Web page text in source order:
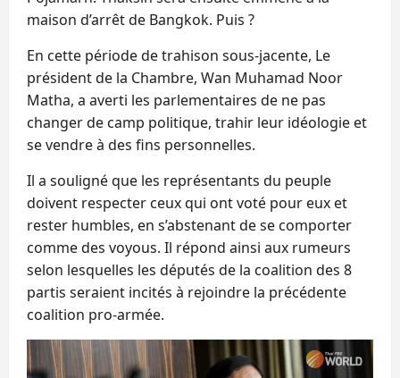
maison d’arrêt de Bangkok. Puis ?
En cette période de trahison sous-jacente, Le
président de la Chambre, Wan Muhamad Noor
Matha, a averti les parlementaires de ne pas
changer de camp politique, trahir leur idéologie et
se vendre à des fins personnelles.
Il a souligné que les représentants du peuple
doivent respecter ceux qui ont voté pour eux et
rester humbles, en s’abstenant de se comporter
comme des voyous. Il répond ainsi aux rumeurs
selon lesquelles les députés de la coalition des 8
partis seraient incités à rejoindre la précédente
coalition pro-armée.